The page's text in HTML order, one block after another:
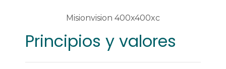
Principios y valores